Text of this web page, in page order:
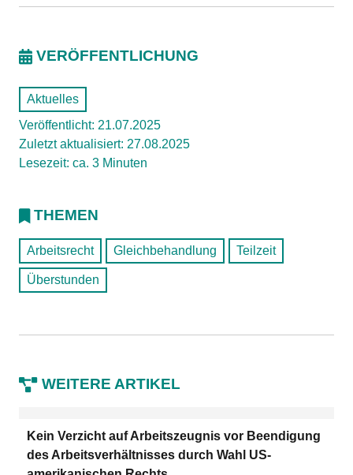
VERÖFFENTLICHUNG
Aktuelles
Veröffentlicht: 21.07.2025
Zuletzt aktualisiert: 27.08.2025
Lesezeit: ca. 3 Minuten
THEMEN
Arbeitsrecht Gleichbehandlung Teilzeit
Überstunden
WEITERE ARTIKEL
Kein Verzicht auf Arbeitszeugnis vor Beendigung
des Arbeitsverhältnisses durch Wahl US-